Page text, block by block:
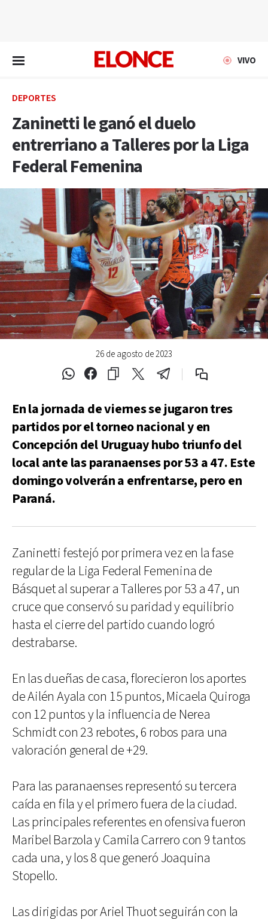
VIVO
DEPORTES
Zaninetti le ganó el duelo
entrerriano a Talleres por la Liga
Federal Femenina
26 de agosto de 2023
En la jornada de viernes se jugaron tres
partidos por el torneo nacional y en
Concepción del Uruguay hubo triunfo del
local ante las paranaenses por 53 a 47. Este
domingo volverán a enfrentarse, pero en
Paraná.
Zaninetti festejó por primera vez en la fase
regular de la Liga Federal Femenina de
Básquet al superar a Talleres por 53 a 47, un
cruce que conservó su paridad y equilibrio
hasta el cierre del partido cuando logró
destrabarse.
En las dueñas de casa, florecieron los aportes
de Ailén Ayala con 15 puntos, Micaela Quiroga
con 12 puntos y la influencia de Nerea
Schmidt con 23 rebotes, 6 robos para una
valoración general de +29.
Para las paranaenses representó su tercera
caída en fila y el primero fuera de la ciudad.
Las principales referentes en ofensiva fueron
Maribel Barzola y Camila Carrero con 9 tantos
cada una, y los 8 que generó Joaquina
Stopello.
Las dirigidas por Ariel Thuot seguirán con la